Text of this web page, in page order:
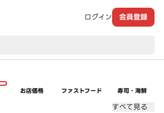
ログイン 会員登録
お店価格 ファストフード 寿司・海鮮
すべて見る